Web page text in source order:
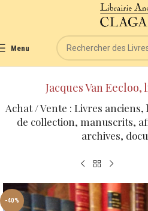
Menu
Jacques Van
Achat / Vente : Livres
de collection, manuscrits,
archives,
-40%